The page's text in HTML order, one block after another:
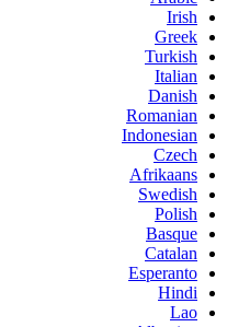
Irish
Greek
Turkish
Italian
Danish
Romanian
Indonesian
Czech
Afrikaans
Swedish
Polish
Basque
Catalan
Esperanto
Hindi
Lao